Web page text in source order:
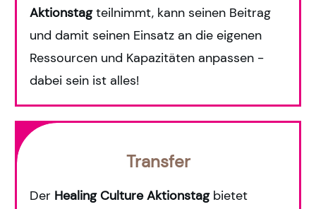
Aktionstagteilnimmt, kann seinen Beitrag
und damit seinen Einsatz an die eigenen
Ressourcen und Kapazitäten anpassen -
dabei sein ist alles!
Transfer
Der Healing Culture Aktionstagbietet